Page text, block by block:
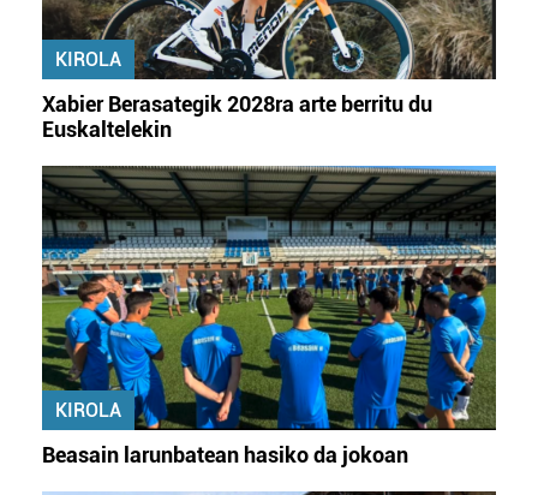
irakurri
KIROLA
Xabier Berasategik 2028ra arte berritu du
Euskaltelekin
KIROLA
Beasain larunbatean hasiko da jokoan